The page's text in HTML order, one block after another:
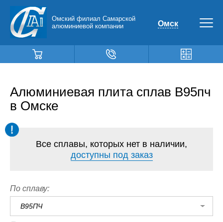
Омский филиал Самарской
алюминиевой компании
Омск
Алюминиевая плита сплав В95пч
в Омске
Все сплавы, которых нет в наличии,
доступны под заказ
По сплаву:
В95ПЧ